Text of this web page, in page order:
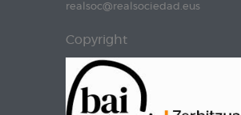
realsoc@realsociedad.eus
Copyright